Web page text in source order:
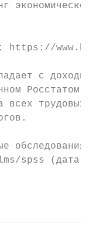
https://
с
Росстатом.
всех трудовых
обследования
spss (дата